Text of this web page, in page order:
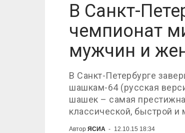
В Санкт-
чемпионат
мужчин и
В Санкт-Петербурге
шашкам-64 (русская
шашек – самая
классической, быстрой
Автор ЯСИА - 12.10.15 18:34